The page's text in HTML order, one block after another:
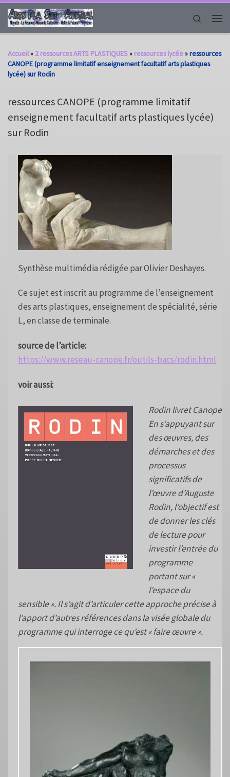
Passer au contenu
Search
Accueil» 2 ressources ARTS PLASTIQUES» ressources lycée»ressources
CANOPE (programme limitatif enseignement facultatif arts plastiques
lycée) sur Rodin
ressources CANOPE (programme limitatif
enseignement facultatif arts plastiques lycée)
sur Rodin
Synthèse multimédia rédigée par Olivier Deshayes.
Ce sujet est inscrit au programme de l’enseignement
des arts plastiques, enseignement de spécialité, série
L, en classe de terminale.
source de l’article:
https://www.reseau-canope.fr/outils-bacs/rodin.html
voir aussi:
Rodin livret Canope
En s’appuyant sur
des œuvres, des
démarches et des
processus
significatifs de
l’œuvre d’Auguste
Rodin, l’objectif est
de donner les clés
de lecture pour
investir l’entrée du
programme
portant sur «
l’espace du
sensible ». Il s’agit d’articuler cette approche précise à
l’apport d’autres références dans la visée globale du
programme qui interroge ce qu’est « faire œuvre ».